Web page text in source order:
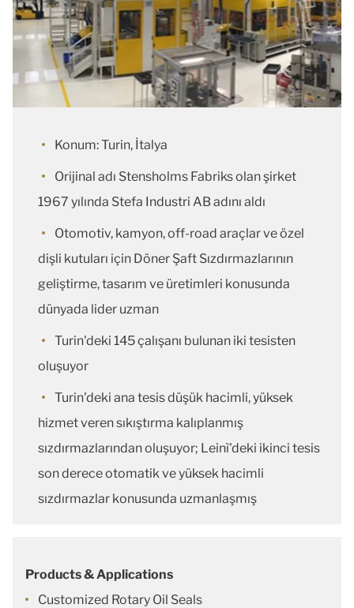
Konum: Turin, İtalya
Orijinal adı Stensholms Fabriks olan şirket
1967 yılında Stefa Industri AB adını aldı
Otomotiv, kamyon, off-road araçlar ve özel
dişli kutuları için Döner Şaft Sızdırmazlarının
geliştirme, tasarım ve üretimleri konusunda
dünyada lider uzman
Turin'deki 145 çalışanı bulunan iki tesisten
oluşuyor
Turin'deki ana tesis düşük hacimli, yüksek
hizmet veren sıkıştırma kalıplanmış
sızdırmazlarından oluşuyor; Leinì'deki ikinci tesis
son derece otomatik ve yüksek hacimli
sızdırmazlar konusunda uzmanlaşmış
Products & Applications
Customized Rotary Oil Seals